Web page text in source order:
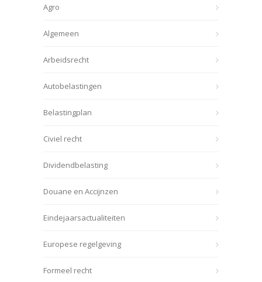
Agro
Algemeen
Arbeidsrecht
Autobelastingen
Belastingplan
Civiel recht
Dividendbelasting
Douane en Accijnzen
Eindejaarsactualiteiten
Europese regelgeving
Formeel recht